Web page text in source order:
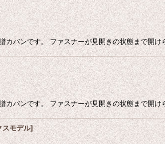
絞り込む
カバンです。 ファスナーが見開きの状態まで開
カバンです。 ファスナーが見開きの状態まで開
スモデル]